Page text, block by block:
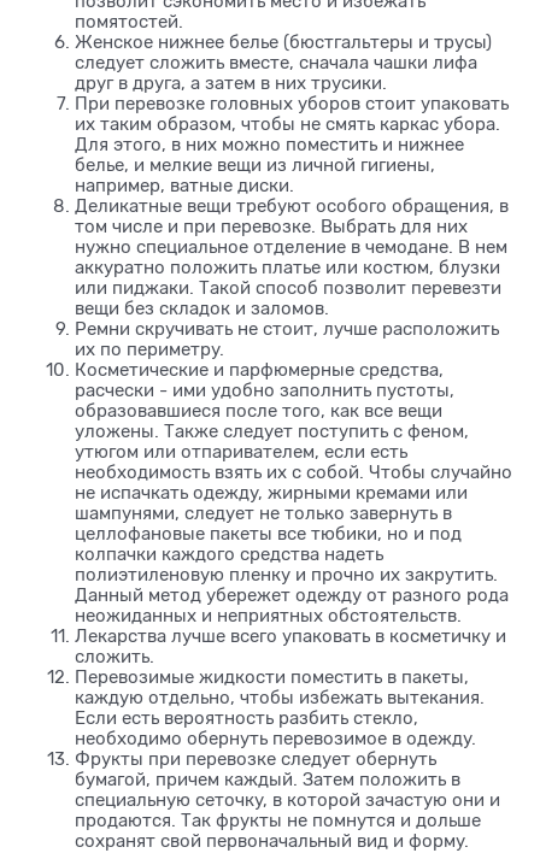
помятостей.
Женское нижнее белье (бюстгальтеры и трусы)
следует сложить вместе, сначала чашки лифа
друг в друга, а затем в них трусики.
При перевозке головных уборов стоит упаковать
их таким образом, чтобы не смять каркас убора.
Для этого, в них можно поместить и нижнее
белье, и мелкие вещи из личной гигиены,
например, ватные диски.
Деликатные вещи требуют особого обращения, в
том числе и при перевозке. Выбрать для них
нужно специальное отделение в чемодане. В нем
аккуратно положить платье или костюм, блузки
или пиджаки. Такой способ позволит перевезти
вещи без складок и заломов.
Ремни скручивать не стоит, лучше расположить
их по периметру.
Косметические и парфюмерные средства,
расчески - ими удобно заполнить пустоты,
образовавшиеся после того, как все вещи
уложены. Также следует поступить с феном,
утюгом или отпаривателем, если есть
необходимость взять их с собой. Чтобы случайно
не испачкать одежду, жирными кремами или
шампунями, следует не только завернуть в
целлофановые пакеты все тюбики, но и под
колпачки каждого средства надеть
полиэтиленовую пленку и прочно их закрутить.
Данный метод убережет одежду от разного рода
неожиданных и неприятных обстоятельств.
Лекарства лучше всего упаковать в косметичку и
сложить.
Перевозимые жидкости поместить в пакеты,
каждую отдельно, чтобы избежать вытекания.
Если есть вероятность разбить стекло,
необходимо обернуть перевозимое в одежду.
Фрукты при перевозке следует обернуть
бумагой, причем каждый. Затем положить в
специальную сеточку, в которой зачастую они и
продаются. Так фрукты не помнутся и дольше
сохранят свой первоначальный вид и форму.